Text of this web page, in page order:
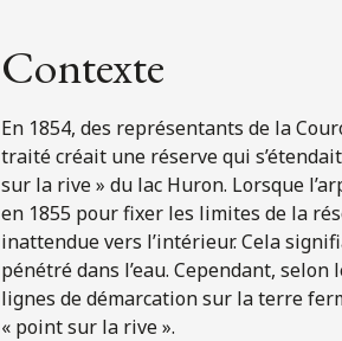
Contexte
En 1854, des représentants de la
traité créait une réserve qui
sur la rive » du lac Huron. Lorsque
en 1855 pour fixer les limites de la
inattendue vers l’intérieur. Cela
pénétré dans l’eau. Cependant,
lignes de démarcation sur la terre
« point sur la rive ».